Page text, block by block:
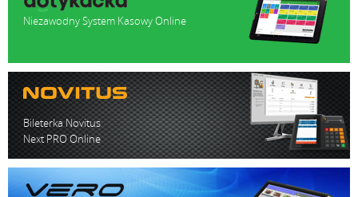
Niezawodny System Kasowy Online
Bileterka Novitus
Next PRO Online